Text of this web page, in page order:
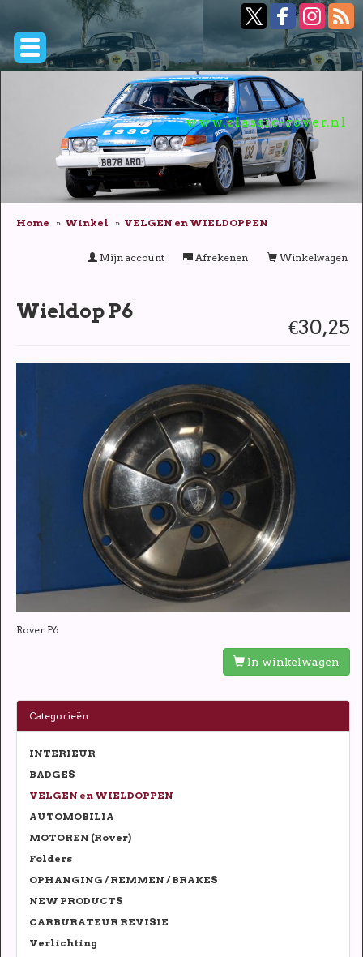
www.classic-rover.nl
Home Winkel VELGEN en WIELDOPPEN
Winkelwagen
Afrekenen
Mijn account
€30,25
Wieldop P6
Rover P6
In winkelwagen
Categorieën
INTERIEUR
BADGES
VELGEN en WIELDOPPEN
AUTOMOBILIA
MOTOREN (Rover)
Folders
OPHANGING / REMMEN / BRAKES
NEW PRODUCTS
CARBURATEUR REVISIE
Verlichting